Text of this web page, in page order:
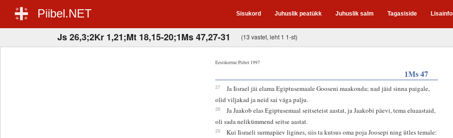
Piibel.NET Sisukord Juhuslik peatükk Juhuslik salm Tagasiside Lisainfo
Js 26,3;2Kr 1,21;Mt 18,15-20;1Ms 47,27-31 (13 vastet, leht 1 1-st)
Eestikeelne Piibel 1997
1Ms 47
27
Ja Iisrael jäi elama Egiptusemaale Gooseni maakonda; nad jäid sinna paigale,
olid viljakad ja neid sai väga palju.
28
Ja Jaakob elas Egiptusemaal seitseteist aastat, ja Jaakobi päevi, tema eluaastaid,
oli sada nelikümmend seitse aastat.
29
Kui Iisraeli surmapäev ligines, siis ta kutsus oma poja Joosepi ning ütles temale: